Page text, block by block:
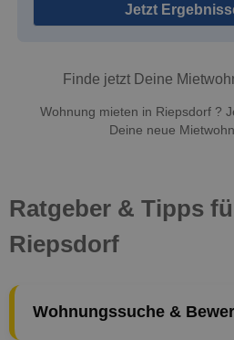
Jetzt
Finde jetzt Deine
Wohnung mieten in Riepsdorf ?
Deine neue
Ratgeber & Tipps
Riepsdorf
Wohnungssuche &